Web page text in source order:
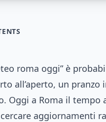
roma oggi” è
all’aperto, un pranzo
Oggi a Roma il tempo
aggiornamenti